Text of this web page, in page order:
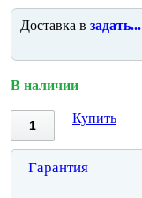
Доставка в задать...
В наличии
Купить
Гарантия